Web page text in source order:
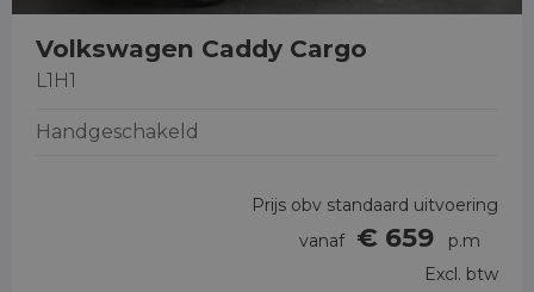
Volkswagen Caddy Cargo
L1H1
Handgeschakeld
Prijs obv standaard uitvoering
vanaf € 659
p.m
Excl. btw